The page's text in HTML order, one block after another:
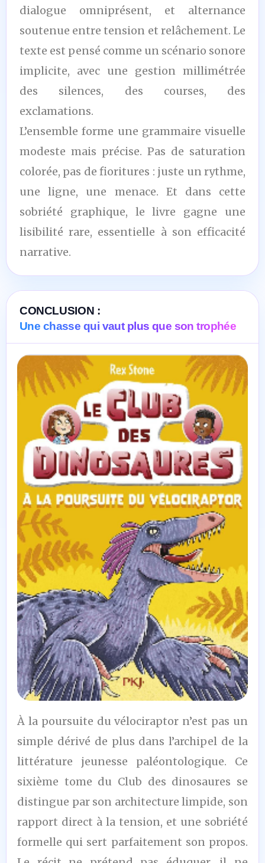
dialogue omniprésent, et alternance
soutenue entre tension et relâchement. Le
texte est pensé comme un scénario sonore
implicite, avec une gestion millimétrée
des silences, des courses, des
exclamations.
L’ensemble forme une grammaire visuelle
modeste mais précise. Pas de saturation
colorée, pas de fioritures : juste un rythme,
une ligne, une menace. Et dans cette
sobriété graphique, le livre gagne une
lisibilité rare, essentielle à son efficacité
narrative.
CONCLUSION :
Une chasse qui vaut plus que son trophée
7,5
/10
À la poursuite du vélociraptor n’est pas un
simple dérivé de plus dans l’archipel de la
littérature jeunesse paléontologique. Ce
sixième tome du Club des dinosaures se
distingue par son architecture limpide, son
rapport direct à la tension, et une sobriété
formelle qui sert parfaitement son propos.